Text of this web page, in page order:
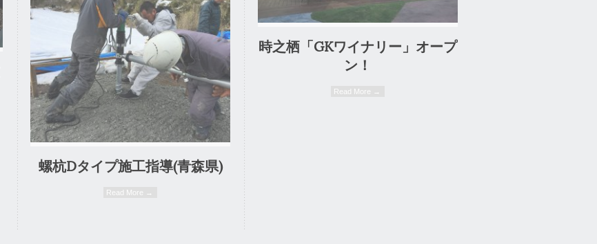
0 Comment
時之栖「GKワイナリー」オープ
ン！
Read More →
13. 02. 2017
螺杭Dタイプ施工指導(青森県)
Read More →